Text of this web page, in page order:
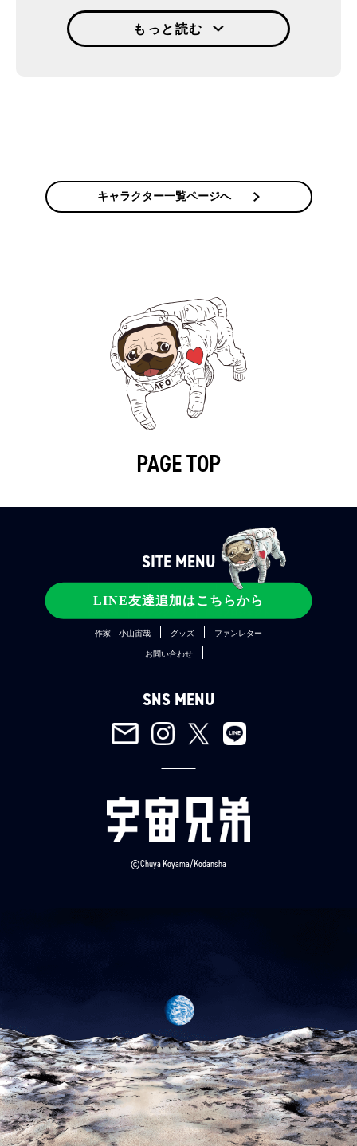
なか、ケンジが はたと気づく。
「ちょっと訊くけど…この中に…ずっと起きていた人い
の事態にどう切り抜けるか。ワザと負荷をかけ、ミスを
どうカバーするかを鍛える極秘の指令である。
富井はグリーンカードにより真夜中にアラームを鳴らす
指令を受けていた。
睡眠を妨げられ、苛立ちを募らせ、不穏な空気になるB
く。
観察し、恐らく手島が犯人であろうことを推察する。当
然そのことを他言することはなかった。
富井は無口だが、周囲の状況を把握し記憶する力に長け
にすることで最終日に高得点の者を選ぶと決めた。
しかしその点数表も、グリーンカードの指令で北村によ
って消去され、誰が何にどれだけ点数を取ったかわから
誰を選ぶかの話し合いには目に見える「差」が必要だと
する。初日からの記憶、数値を詳細に覚えていたのが富
題。グリーンカードによる互いへの不信感。
B班は、最終日間際までずっとギスギスした状態が続い
ていた。
だがケンジがその空気に疲れたとき、ふと娘 風花の
「かぺ」を思い出す。
彼女はずっと、「がんばれ」という意味で「かぺ」と言
っていたことを。
もっと読む
キャラクター一覧ページへ
PAGE TOP
LINE友達追加はこちらから
SITE MENU
メディア
作家 小山宙哉 グッズ ファンレター
お問い合わせ
SNS MENU
©Chuya Koyama/Kodansha